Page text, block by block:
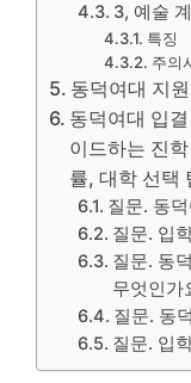
3, 예술
특징
주의
동덕여대 지
동덕여대 입
이드하는 진
률, 대학 선택
질문. 동
질문. 입
질문. 동
무엇인가
질문. 동
질문. 입